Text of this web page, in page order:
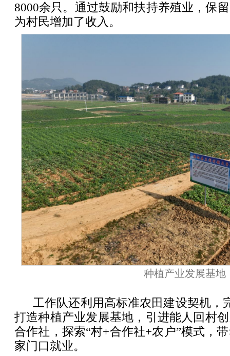
8000余只。通过鼓励和扶持养殖业，保
为村民增加了收入。
种植产业发展基地
工作队还利用高标准农田建设契机，
打造种植产业发展基地，引进能人回村
合作社，探索“村+合作社+农户”模式，
家门口就业。